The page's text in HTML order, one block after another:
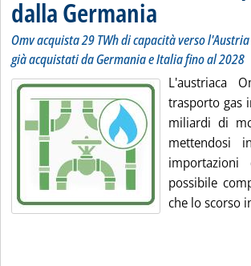
dalla Germania
Omv acquista 29 TWh di capacità verso
già acquistati da Germania e Italia fino al 2028
L'austriaca
trasporto gas
miliardi di
mettendosi
possibile
che lo scorso